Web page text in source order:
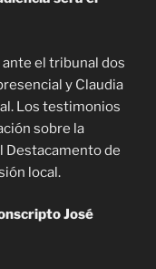
el tribunal dos
y Claudia
Los testimonios
sobre la
Destacamento de
local.
José